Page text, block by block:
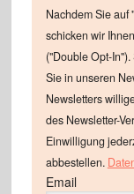
Nachdem Sie auf
schicken wir
("Double Opt-
Sie in unseren
Newsletters
des Newsletter-
Einwilligung
abbestellen.
Email